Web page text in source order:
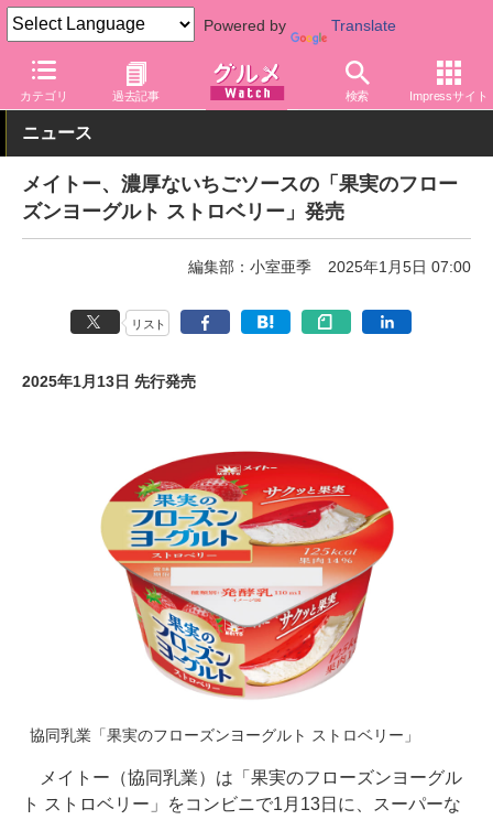
Powered by Translate
カテゴリ 過去記事 検索 Impressサイト
グルメ Watch 食品 チーズ・乳製品
ニュース
メイトー、濃厚ないちごソースの「果実のフロー
ズンヨーグルト ストロベリー」発売
編集部：小室亜季 2025年1月5日 07:00
リスト
2025年1月13日 先行発売
協同乳業「果実のフローズンヨーグルト ストロベリー」
メイトー（協同乳業）は「果実のフローズンヨーグル
ト ストロベリー」をコンビニで1月13日に、スーパーな